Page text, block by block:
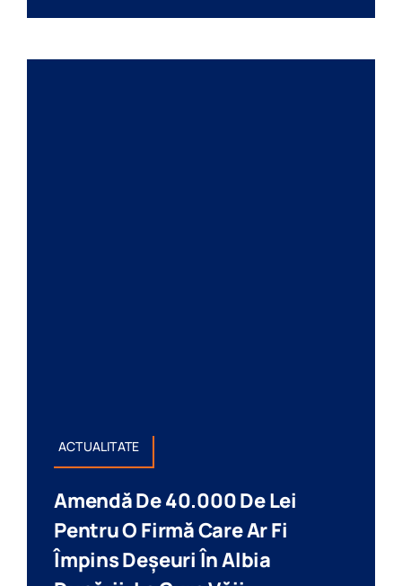
ACTUALITATE
Amendă De 40.000 De Lei
Pentru O Firmă Care Ar Fi
Împins Deșeuri În Albia